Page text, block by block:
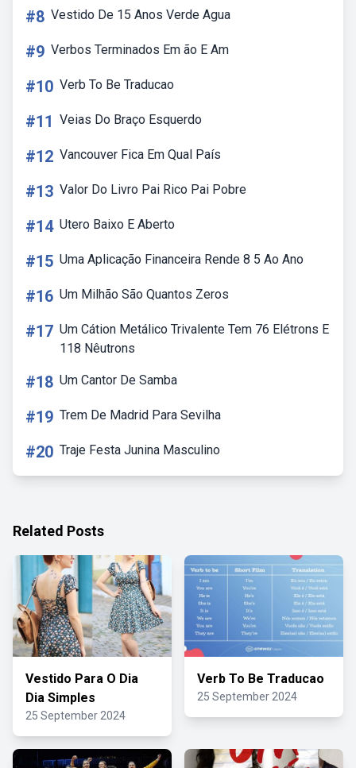
#8 Vestido De 15 Anos Verde Agua
#9 Verbos Terminados Em ão E Am
#10 Verb To Be Traducao
#11 Veias Do Braço Esquerdo
#12 Vancouver Fica Em Qual País
#13 Valor Do Livro Pai Rico Pai Pobre
#14 Utero Baixo E Aberto
#15 Uma Aplicação Financeira Rende 8 5 Ao Ano
#16 Um Milhão São Quantos Zeros
#17 Um Cátion Metálico Trivalente Tem 76 Elétrons E
118 Nêutrons
#18 Um Cantor De Samba
#19 Trem De Madrid Para Sevilha
#20 Traje Festa Junina Masculino
Related Posts
Vestido Para O Dia
Dia Simples
25 September 2024
Verb To Be Traducao
25 September 2024